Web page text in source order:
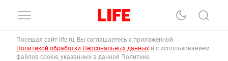
Посещая сайт life.ru, Вы соглашаетесь с приложенной
Политикой обработки Персональных данных и с использованием
файлов cookie, указанных в данной Политике.